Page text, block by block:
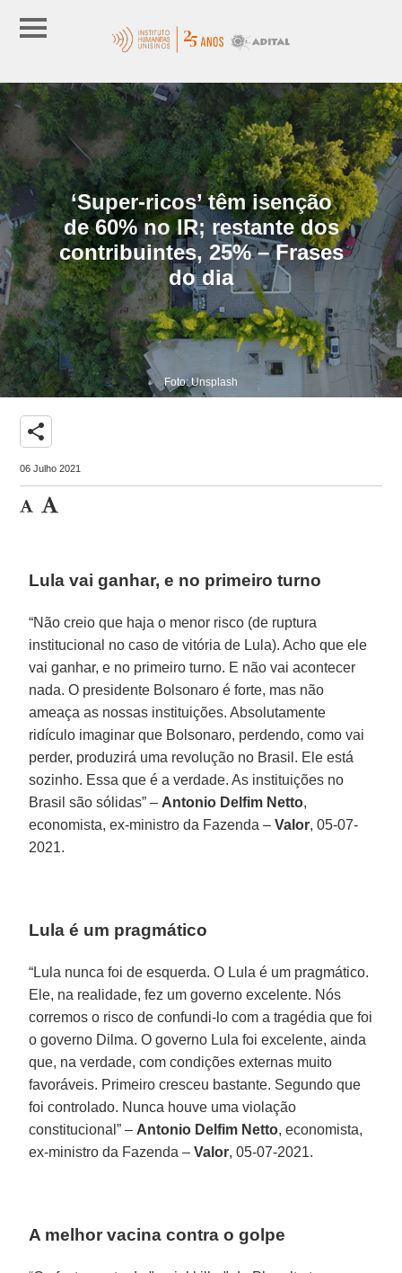
‘Super-ricos’ têm isenção
de 60% no IR; restante dos
contribuintes, 25% – Frases
do dia
Foto: Unsplash
share
06 Julho 2021
Lula vai ganhar, e no primeiro turno
“Não creio que haja o menor risco (de ruptura
institucional no caso de vitória de Lula). Acho que ele
vai ganhar, e no primeiro turno. E não vai acontecer
nada. O presidente Bolsonaro é forte, mas não
ameaça as nossas instituições. Absolutamente
ridículo imaginar que Bolsonaro, perdendo, como vai
perder, produzirá uma revolução no Brasil. Ele está
sozinho. Essa que é a verdade. As instituições no
Brasil são sólidas” – Antonio Delfim Netto,
economista, ex-ministro da Fazenda –Valor, 05-07-
2021.
Lula é um pragmático
“Lula nunca foi de esquerda. O Lula é um pragmático.
Ele, na realidade, fez um governo excelente. Nós
corremos o risco de confundi-lo com a tragédia que foi
o governo Dilma. O governo Lula foi excelente, ainda
que, na verdade, com condições externas muito
favoráveis. Primeiro cresceu bastante. Segundo que
foi controlado. Nunca houve uma violação
constitucional” – Antonio Delfim Netto, economista,
ex-ministro da Fazenda –Valor, 05-07-2021.
A melhor vacina contra o golpe